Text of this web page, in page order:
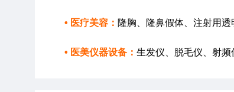
• 医疗美容： 隆胸、隆鼻假体、注射用
• 医美仪器设备： 生发仪、脱毛仪、射